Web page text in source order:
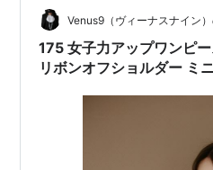
Venus9（ヴィーナスナイン
175 女子力アップワンピ
リボンオフショルダー ミ